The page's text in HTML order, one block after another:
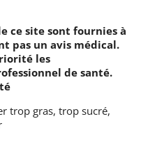
ce site sont fournies à
pas un avis médical.
les
de santé.
trop gras, trop sucré,